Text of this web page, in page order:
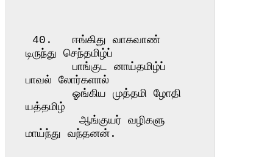
டிருந்து செந்தமிழ்ப்
       பாங்குட னாய்தமிழ்ப்
பாவல் லோர்களால்
       ஓங்கிய முத்தமி ழோதி
யத்தமிழ்
        ஆங்குயர் வழிகளு
மாய்ந்து வந்தனன்.